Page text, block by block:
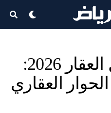
منتدى مستقبل العقار 2026:
العقاري